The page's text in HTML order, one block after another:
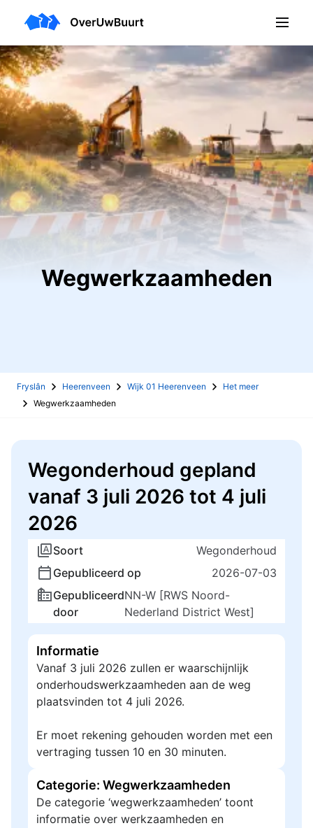
Wegwerkzaamheden
Fryslân Heerenveen Wijk 01 Heerenveen
Het meer
Wegwerkzaamheden
Wegonderhoud gepland
vanaf 3 juli 2026 tot 4 juli
2026
Soort
Wegonderhoud
Gepubliceerd op
2026-07-03
Gepubliceerd
door
NN-W [RWS Noord-
Nederland District West]
Informatie
Vanaf 3 juli 2026 zullen er waarschijnlijk
onderhoudswerkzaamheden aan de weg
plaatsvinden tot 4 juli 2026.
Er moet rekening gehouden worden met een
vertraging tussen 10 en 30 minuten.
Categorie: Wegwerkzaamheden
De categorie ‘wegwerkzaamheden’ toont
informatie over werkzaamheden en